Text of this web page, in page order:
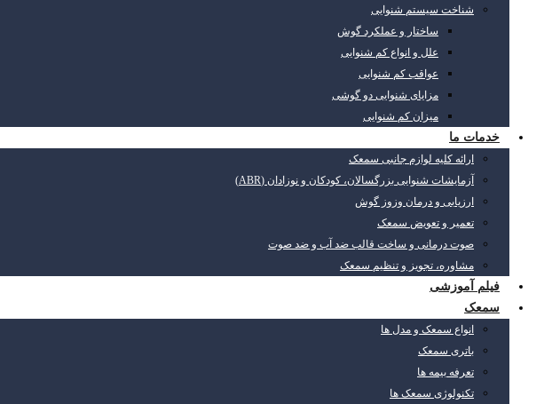
شناخت سیستم شنوایی
ساختار و عملکرد گوش
علل و انواع کم شنوایی
عواقب کم شنوایی
مزایای شنوایی دو گوشی
میزان کم شنوایی
خدمات ما
ارائه کلیه لوازم جانبی سمعک
آزمایشات شنوایی بزرگسالان، کودکان و نوزادان (ABR)
ارزیابی و درمان وزوز گوش
تعمیر و تعویض سمعک
صوت درمانی و ساخت قالب ضد آب و ضد صوت
مشاوره، تجویز و تنظیم سمعک
فیلم آموزشی
سمعک
انواع سمعک و مدل ها
باتری سمعک
تعرفه بیمه ها
تکنولوژی سمعک ها